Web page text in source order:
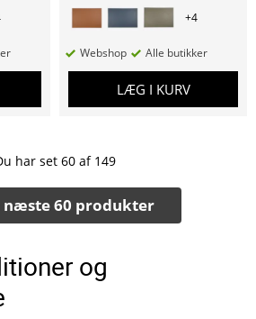
+4
Webshop Alle butikker
LÆG I KURV
har set 60 af 149
næste 60 produkter
og